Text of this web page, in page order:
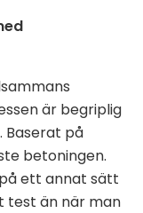
är begriplig
på
betoningen.
ett annat sätt
test än när man